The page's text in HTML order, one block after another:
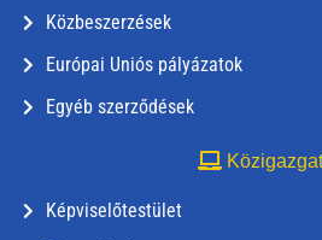
Közbeszerzések
Európai Uniós pályázatok
Egyéb szerződések
Képviselőtestület